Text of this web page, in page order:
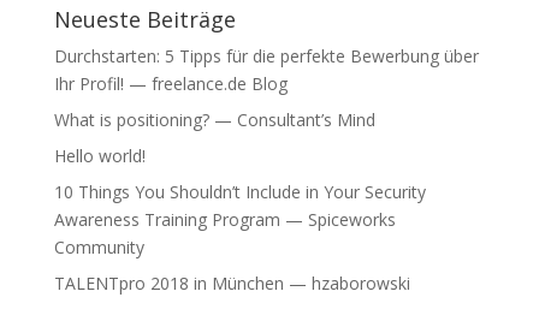
Neueste Beiträge
Durchstarten: 5 Tipps für die perfekte Bewerbung über
Ihr Profil! — freelance.de Blog
What is positioning? — Consultant’s Mind
Hello world!
10 Things You Shouldn’t Include in Your Security
Awareness Training Program — Spiceworks
Community
TALENTpro 2018 in München — hzaborowski